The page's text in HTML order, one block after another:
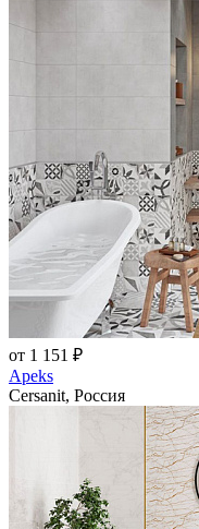
от 1 151 ₽
Apeks
Cersanit, Россия